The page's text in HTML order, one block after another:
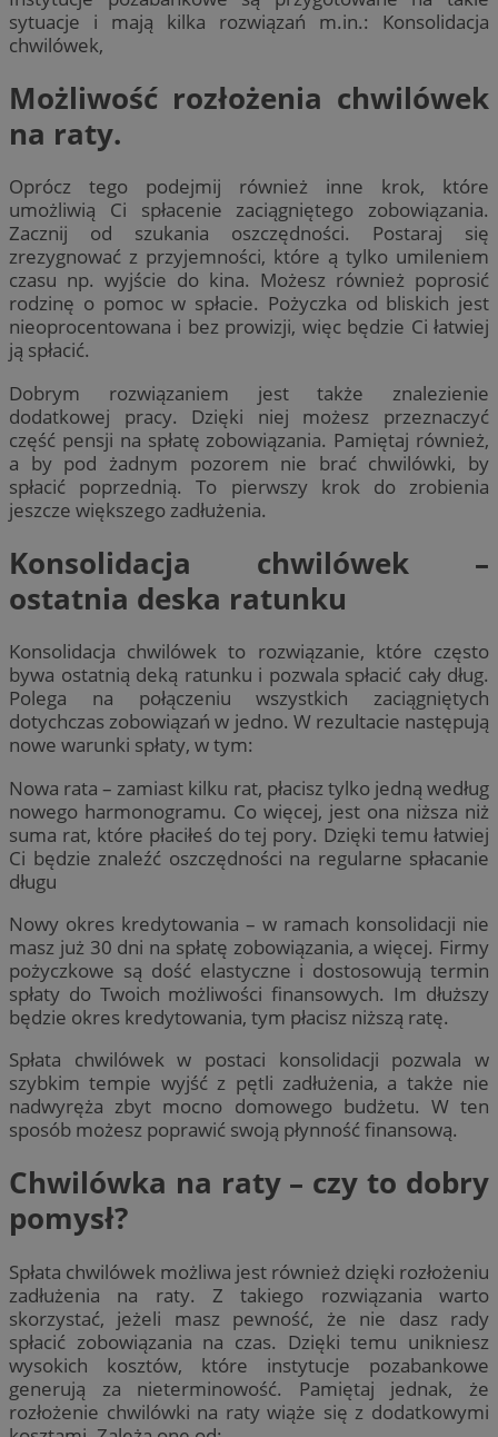
sytuacje i mają kilka rozwiązań m.in.: Konsolidacja
chwilówek,
Możliwość rozłożenia chwilówek
na raty.
Oprócz tego podejmij również inne krok, które
umożliwią Ci spłacenie zaciągniętego zobowiązania.
Zacznij od szukania oszczędności. Postaraj się
zrezygnować z przyjemności, które ą tylko umileniem
czasu np. wyjście do kina. Możesz również poprosić
rodzinę o pomoc w spłacie. Pożyczka od bliskich jest
nieoprocentowana i bez prowizji, więc będzie Ci łatwiej
ją spłacić.
Dobrym rozwiązaniem jest także znalezienie
dodatkowej pracy. Dzięki niej możesz przeznaczyć
część pensji na spłatę zobowiązania. Pamiętaj również,
a by pod żadnym pozorem nie brać chwilówki, by
spłacić poprzednią. To pierwszy krok do zrobienia
jeszcze większego zadłużenia.
Konsolidacja chwilówek –
ostatnia deska ratunku
Konsolidacja chwilówek to rozwiązanie, które często
bywa ostatnią deką ratunku i pozwala spłacić cały dług.
Polega na połączeniu wszystkich zaciągniętych
dotychczas zobowiązań w jedno. W rezultacie następują
nowe warunki spłaty, w tym:
Nowa rata – zamiast kilku rat, płacisz tylko jedną według
nowego harmonogramu. Co więcej, jest ona niższa niż
suma rat, które płaciłeś do tej pory. Dzięki temu łatwiej
Ci będzie znaleźć oszczędności na regularne spłacanie
długu
Nowy okres kredytowania – w ramach konsolidacji nie
masz już 30 dni na spłatę zobowiązania, a więcej. Firmy
pożyczkowe są dość elastyczne i dostosowują termin
spłaty do Twoich możliwości finansowych. Im dłuższy
będzie okres kredytowania, tym płacisz niższą ratę.
Spłata chwilówek w postaci konsolidacji pozwala w
szybkim tempie wyjść z pętli zadłużenia, a także nie
nadwyręża zbyt mocno domowego budżetu. W ten
sposób możesz poprawić swoją płynność finansową.
Chwilówka na raty – czy to dobry
pomysł?
Spłata chwilówek możliwa jest również dzięki rozłożeniu
zadłużenia na raty. Z takiego rozwiązania warto
skorzystać, jeżeli masz pewność, że nie dasz rady
spłacić zobowiązania na czas. Dzięki temu unikniesz
wysokich kosztów, które instytucje pozabankowe
generują za nieterminowość. Pamiętaj jednak, że
rozłożenie chwilówki na raty wiąże się z dodatkowymi